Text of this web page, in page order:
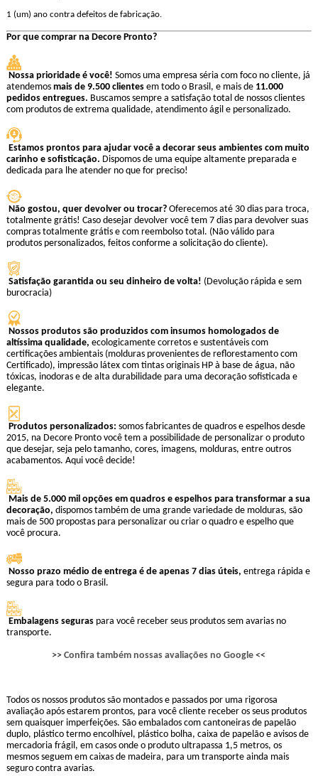
1 (um) ano contra defeitos de fabricação.
Por que comprar na Decore Pronto?
Nossa prioridade é você! Somos uma empresa séria com foco no cliente, j
atendemos mais de 9.500 clientesem todo o Brasil, e mais de 11.000
pedidos entregues. Buscamos sempre a satisfação total de nossos clientes
com produtos de extrema qualidade, atendimento ágil e personalizado.
Estamos prontos para ajudar você a decorar seus ambientes com muito
carinho e sofisticação. Dispomos de uma equipe altamente preparada e
dedicada para lhe atender no que for preciso!
Não gostou, quer devolver ou trocar? Oferecemos até 30 dias para troca,
totalmente grátis! Caso desejar devolver você tem 7 dias para devolver suas
compras totalmente grátis e com reembolso total. (Não válido para
produtos personalizados, feitos conforme a solicitação do cliente).
Satisfação garantida ou seu dinheiro de volta! (Devolução rápida e sem
burocracia)
Nossos produtos são produzidos com insumos homologados de
altíssima qualidade, ecologicamente corretos e sustentáveis com
certificações ambientais (molduras provenientes de reflorestamento com
Certificado), impressão látex com tintas originais HP à base de água, não
tóxicas, inodoras e de alta durabilidade para uma decoração sofisticada e
elegante.
Produtos personalizados: somos fabricantes de quadros e espelhos desde
2015, na Decore Pronto você tem a possibilidade de personalizar o produto
que desejar, seja pelo tamanho, cores, imagens, molduras, entre outros
acabamentos. Aqui você decide!
Mais de 5.000 mil opções em quadros e espelhos para transformar a sua
decoração, dispomos também de uma grande variedade de molduras, são
mais de 500 propostas para personalizar ou criar o quadro e espelho que
você procura.
Nosso prazo médio de entrega é de apenas 7 dias úteis, entrega rápida e
segura para todo o Brasil.
Embalagens seguras para você receber seus produtos sem avarias no
transporte.
>>Confira também nossas avaliações no Google <<
Todos os nossos produtos são montados e passados por uma rigorosa
avaliação após estarem prontos, para você cliente receber os seus produtos
sem quaisquer imperfeições. São embalados com cantoneiras de papelão
duplo, plástico termo encolhível, plástico bolha, caixa de papelão e avisos de
mercadoria frágil, em casos onde o produto ultrapassa 1,5 metros, os
mesmos seguem em caixas de madeira, para um transporte ainda mais
seguro contra avarias.